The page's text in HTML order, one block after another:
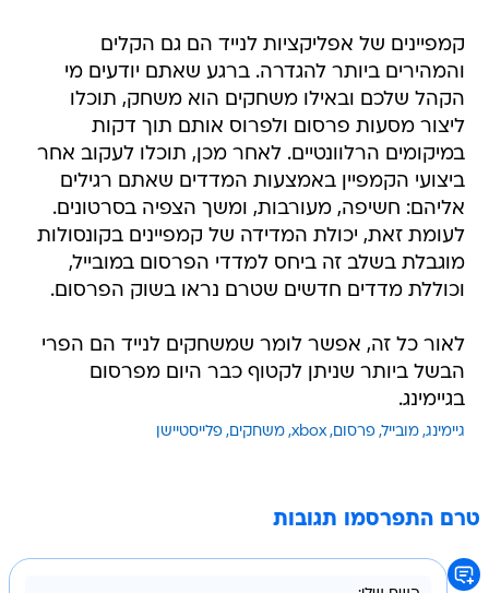
קמפיינים של אפליקציות לנייד הם גם הקלים
והמהירים ביותר להגדרה. ברגע שאתם יודעים מי
הקהל שלכם ובאילו משחקים הוא משחק, תוכלו
ליצור מסעות פרסום ולפרוס אותם תוך דקות
במיקומים הרלוונטיים. לאחר מכן, תוכלו לעקוב אחר
ביצועי הקמפיין באמצעות המדדים שאתם רגילים
אליהם: חשיפה, מעורבות, ומשך הצפיה בסרטונים.
לעומת זאת, יכולת המדידה של קמפיינים בקונסולות
מוגבלת בשלב זה ביחס למדדי הפרסום במובייל,
וכוללת מדדים חדשים שטרם נראו בשוק הפרסום.
לאור כל זה, אפשר לומר שמשחקים לנייד הם הפרי
הבשל ביותר שניתן לקטוף כבר היום מפרסום
בגיימינג.
גיימינג מובייל פרסום xbox משחקים פלייסטיישן
טרם התפרסמו תגובות